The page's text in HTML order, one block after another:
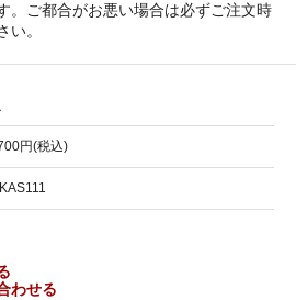
。ご都合がお悪い場合は必ずご注文時
い。
円(税込)
わせる